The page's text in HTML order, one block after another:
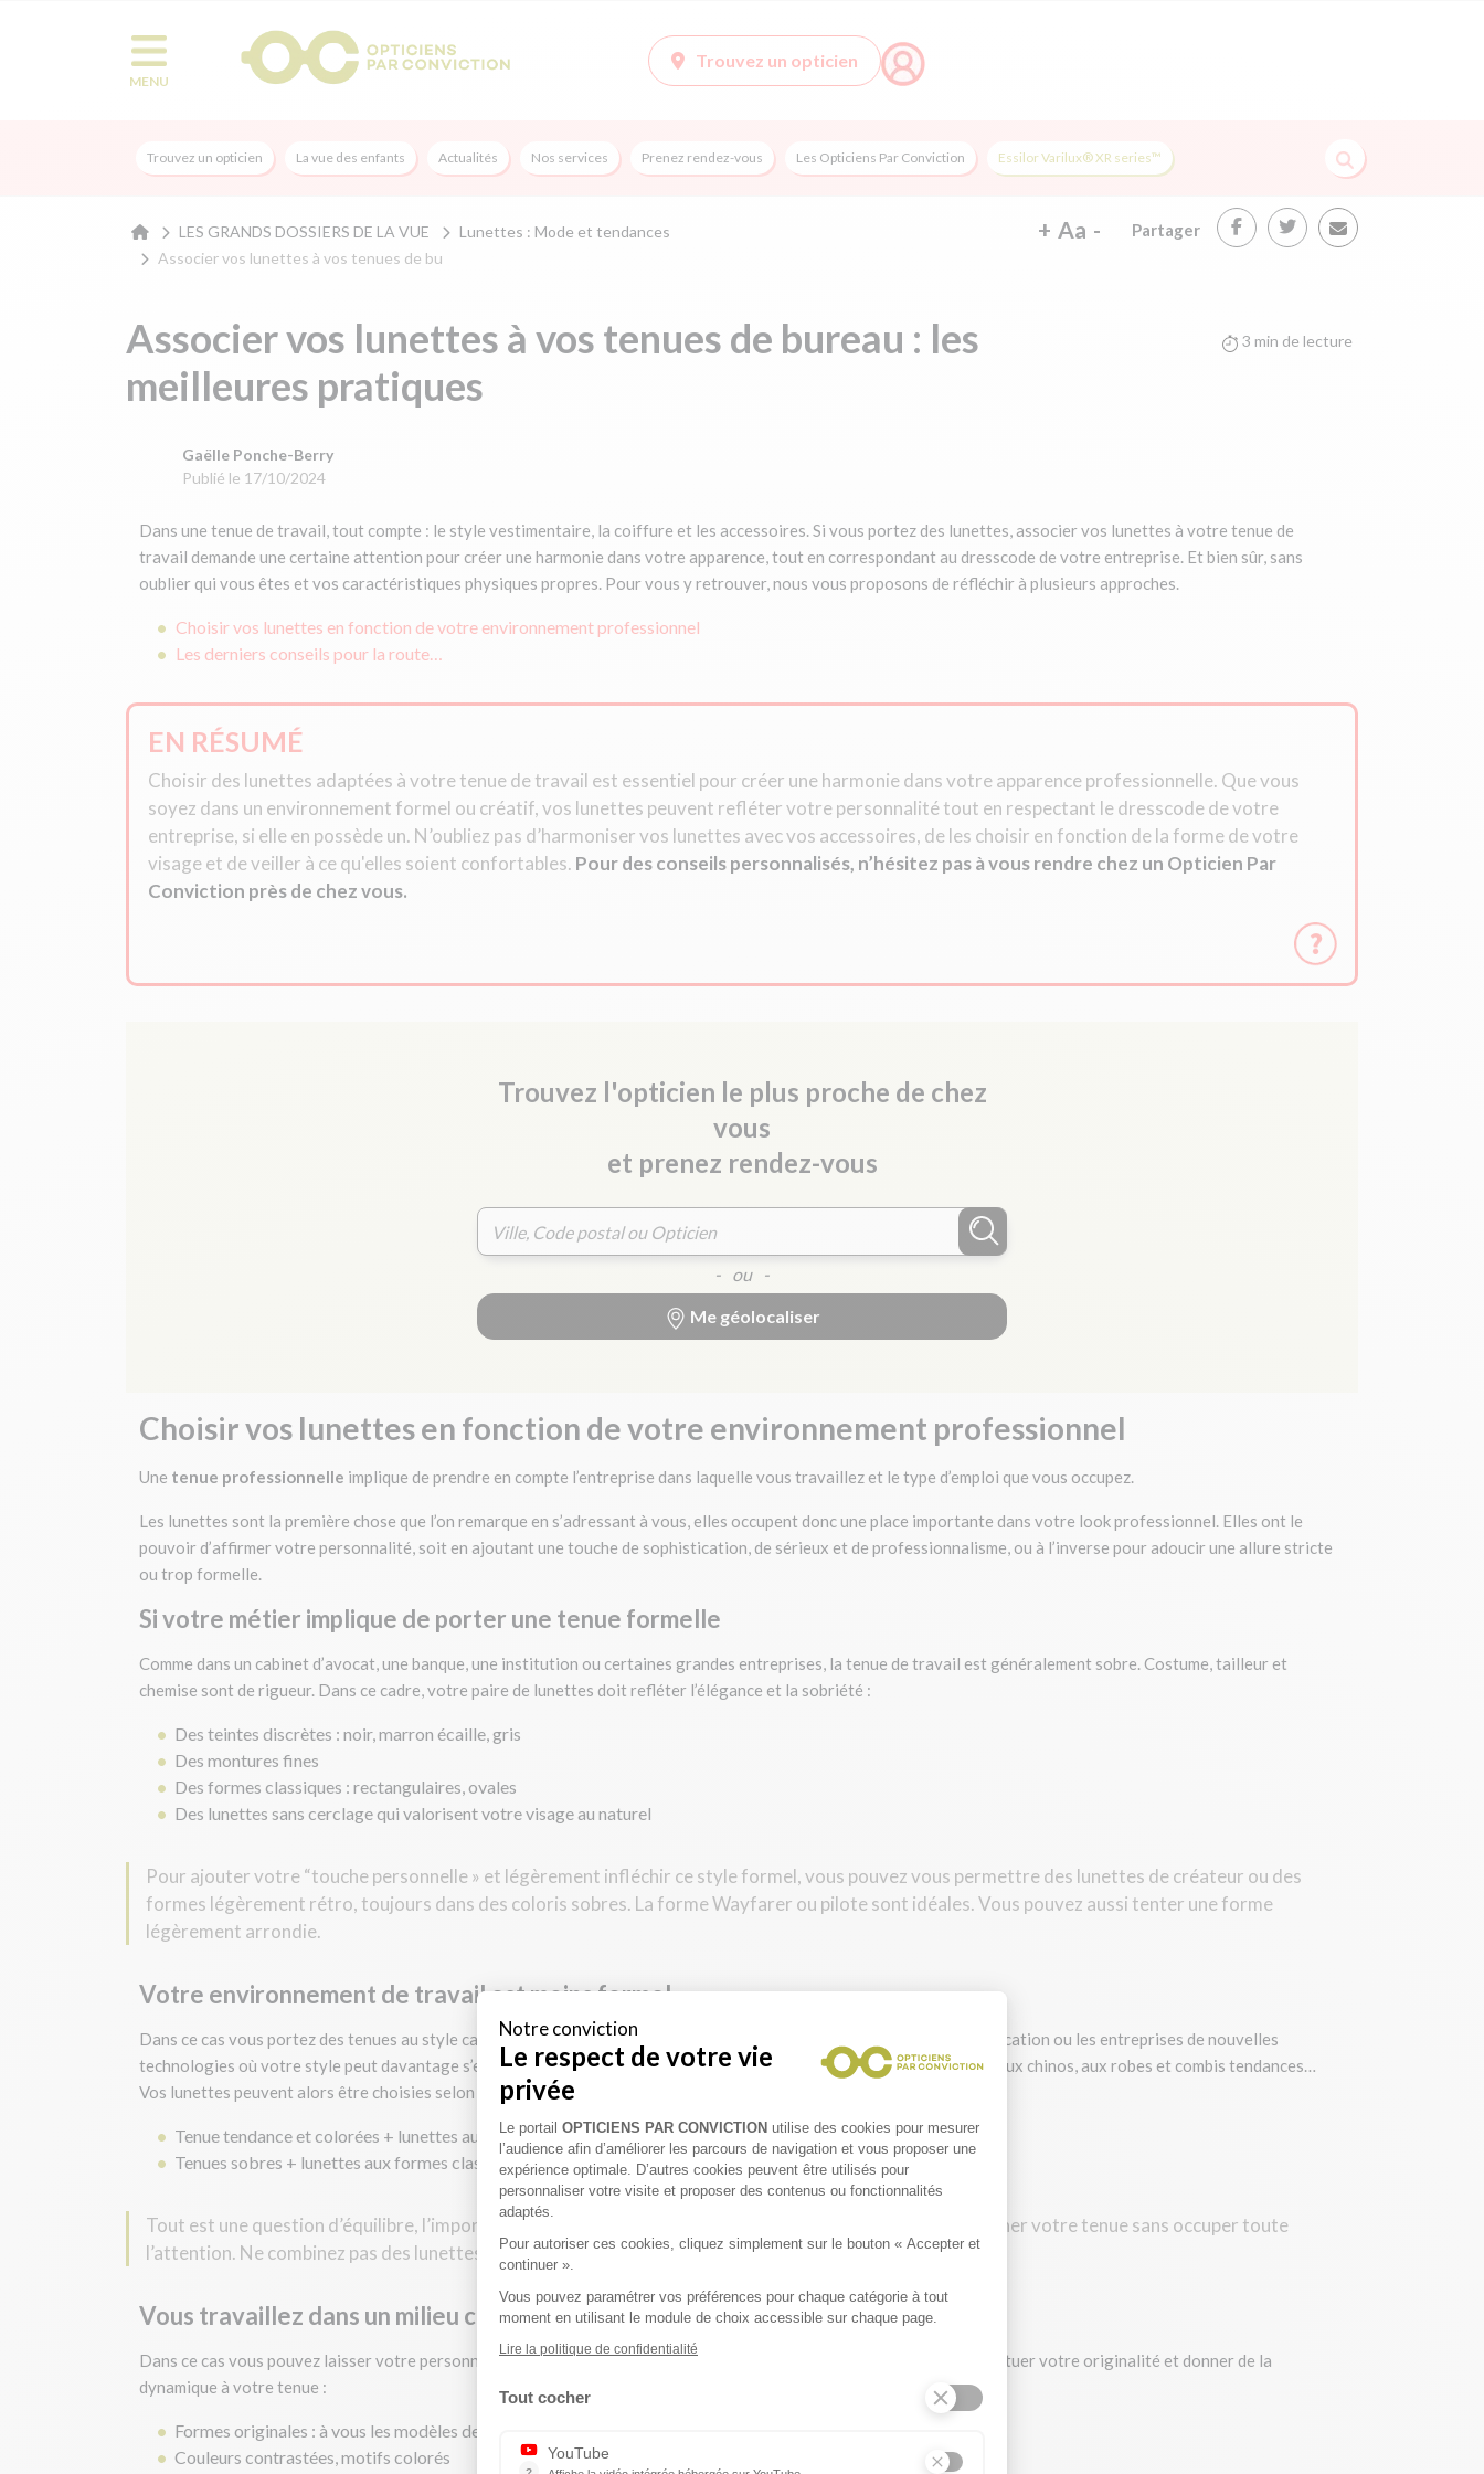
MENU
Trouvez un opticien
Trouvez un opticien La vue des enfants Actualités Nos services Prenez rendez-vous Les Opticiens Par Conviction Essilor Varilux® XR series™
LES GRANDS DOSSIERS DE LA VUE
Lunettes : Mode et tendances
Associer vos lunettes à vos tenues de bu
+ Aa - Partager
Associer vos lunettes à vos tenues de bureau : les
meilleures pratiques
3 min de lecture
Gaëlle Ponche-Berry
Publié le 17/10/2024
Dans une tenue de travail, tout compte : le style vestimentaire, la coiffure et les accessoires. Si vous portez des lunettes, associer vos lunettes à votre tenue de
travail demande une certaine attention pour créer une harmonie dans votre apparence, tout en correspondant au dresscode de votre entreprise. Et bien sûr, sans
oublier qui vous êtes et vos caractéristiques physiques propres. Pour vous y retrouver, nous vous proposons de réfléchir à plusieurs approches.
Choisir vos lunettes en fonction de votre environnement professionnel
Les derniers conseils pour la route…
EN RÉSUMÉ
Choisir des lunettes adaptées à votre tenue de travail est essentiel pour créer une harmonie dans votre apparence professionnelle. Que vous
soyez dans un environnement formel ou créatif, vos lunettes peuvent refléter votre personnalité tout en respectant le dresscode de votre
entreprise, si elle en possède un. N’oubliez pas d’harmoniser vos lunettes avec vos accessoires, de les choisir en fonction de la forme de votre
visage et de veiller à ce qu'elles soient confortables. Pour des conseils personnalisés, n’hésitez pas à vous rendre chez un Opticien Par
Conviction près de chez vous.
Trouvez l'opticien le plus proche de chez
vous
et prenez rendez-vous
- ou -
Me géolocaliser
Choisir vos lunettes en fonction de votre environnement professionnel
Une tenue professionnelle implique de prendre en compte l’entreprise dans laquelle vous travaillez et le type d’emploi que vous occupez.
Les lunettes sont la première chose que l’on remarque en s’adressant à vous, elles occupent donc une place importante dans votre look professionnel. Elles ont le
pouvoir d’affirmer votre personnalité, soit en ajoutant une touche de sophistication, de sérieux et de professionnalisme, ou à l’inverse pour adoucir une allure stricte
ou trop formelle.
Si votre métier implique de porter une tenue formelle
Comme dans un cabinet d’avocat, une banque, une institution ou certaines grandes entreprises, la tenue de travail est généralement sobre. Costume, tailleur et
chemise sont de rigueur. Dans ce cadre, votre paire de lunettes doit refléter l’élégance et la sobriété :
Des teintes discrètes : noir, marron écaille, gris
Des montures fines
Des formes classiques : rectangulaires, ovales
Des lunettes sans cerclage qui valorisent votre visage au naturel
Pour ajouter votre “touche personnelle » et légèrement infléchir ce style formel, vous pouvez vous permettre des lunettes de créateur ou des
formes légèrement rétro, toujours dans des coloris sobres. La forme Wayfarer ou pilote sont idéales. Vous pouvez aussi tenter une forme
légèrement arrondie.
Votre environnement de travail est moins formel
Dans ce cas vous portez des tenues au style casual chic. C’est souvent le cas dans les start-ups, les agences de communication ou les entreprises de nouvelles
technologies où votre style peut davantage s’exprimer. On oublie le costume et le tailleur pour laisser la place au jean, aux chinos, aux robes et combis tendances…
Vos lunettes peuvent alors être choisies selon plusieurs associations :
Tenue tendance et colorées + lunettes aux teintes sobres
Tenues sobres + lunettes aux formes classiques coloréesouaux formes tendance (oversize, papillon, pilote…).
Tout est une question d’équilibre, l’important est de contrebalancer car vos montures doivent accompagner votre tenue sans occuper toute
l’attention. Ne combinez pas des lunettes forme papillon avec une couleur ou des détails voyants.
Vous travaillez dans un milieu créatif ou décontracté ?
Dans ce cas vous pouvez laisser votre personnalité s’exprimer plus librement par le biais de vos lunettes, qui vont accentuer votre originalité et donner de la
dynamique à votre tenue :
Formes originales : à vous les modèles de créateurs extravagants
Couleurs contrastées, motifs colorés
Notre conviction
Le respect de votre vie
privée
Plateforme de Gestion du Consentement : Personnalisez vos Options
Le portail OPTICIENS PAR CONVICTION utilise des cookies pour mesurer
l’audience afin d’améliorer les parcours de navigation et vous proposer une
expérience optimale. D’autres cookies peuvent être utilisés pour
personnaliser votre visite et proposer des contenus ou fonctionnalités
adaptés.
Pour autoriser ces cookies, cliquez simplement sur le bouton « Accepter et
continuer ».
Vous pouvez paramétrer vos préférences pour chaque catégorie à tout
moment en utilisant le module de choix accessible sur chaque page.
Lire la politique de confidentialité
Tout cocher
YouTube